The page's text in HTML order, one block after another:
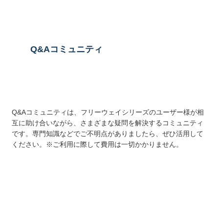
Q&Aコミュニティ
Q&Aコミュニティは、フリーウェイシリーズのユーザー様が相
互に助け合いながら、さまざまな疑問を解決するコミュニティ
です。専門知識などでご不明点がありましたら、ぜひ活用して
ください。※ご利用に際して費用は一切かかりません。